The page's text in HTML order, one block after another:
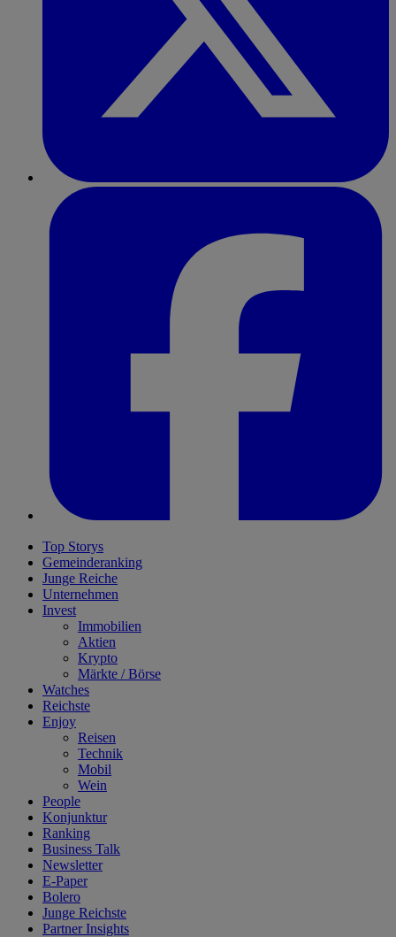
Top Storys
Gemeinderanking
Junge Reiche
Unternehmen
Invest
Immobilien
Aktien
Krypto
Märkte / Börse
Watches
Reichste
Enjoy
Reisen
Technik
Mobil
Wein
People
Konjunktur
Ranking
Business Talk
Newsletter
E-Paper
Bolero
Junge Reichste
Partner Insights